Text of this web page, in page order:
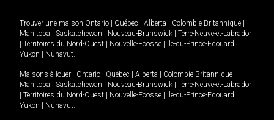
Trouver une maison Ontario Québec Alberta Colombie-Britannique
Manitoba
Saskatchewan Nouveau-Brunswick
Terre-Neuve-et-Labrador
Territoires du Nord-Ouest Nouvelle-Écosse Île-du-Prince-Édouard
Yukon
Nunavut.
Maisons à louer - Ontario Québec Alberta Colombie-Britannique
Manitoba
Saskatchewan Nouveau-Brunswick
Terre-Neuve-et-Labrador
Territoires du Nord-Ouest Nouvelle-Écosse Île-du-Prince-Édouard
Yukon
Nunavut.